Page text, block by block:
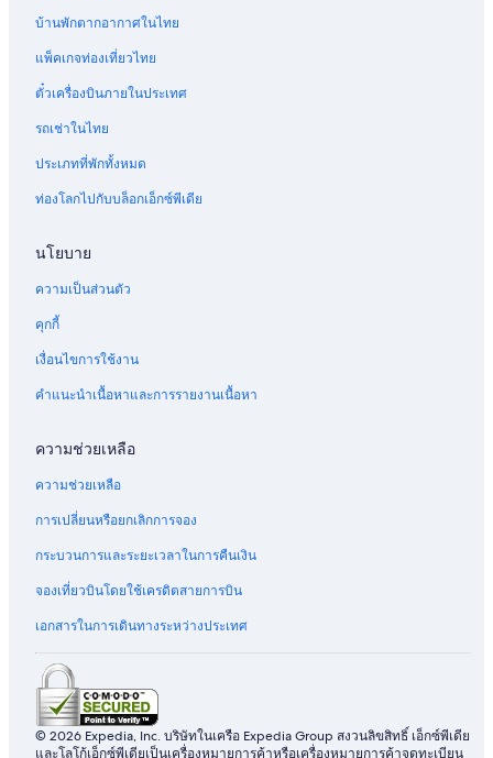
บ้านพักตากอากาศในไทย
แพ็คเกจท่องเที่ยวไทย
ตั๋วเครื่องบินภายในประเทศ
รถเช่าในไทย
ประเภทที่พักทั้งหมด
ท่องโลกไปกับบล็อกเอ็กซ์พีเดีย
นโยบาย
ความเป็นส่วนตัว
คุกกี้
เงื่อนไขการใช้งาน
คำแนะนำเนื้อหาและการรายงานเนื้อหา
ความช่วยเหลือ
ความช่วยเหลือ
การเปลี่ยนหรือยกเลิกการจอง
กระบวนการและระยะเวลาในการคืนเงิน
จองเที่ยวบินโดยใช้เครดิตสายการบิน
เอกสารในการเดินทางระหว่างประเทศ
© 2026 Expedia, Inc. บริษัทในเครือ Expedia Group สงวนลิขสิทธิ์ เอ็กซ์พีเดีย
และโลโก้เอ็กซ์พีเดียเป็นเครื่องหมายการค้าหรือเครื่องหมายการค้าจดทะเบียน